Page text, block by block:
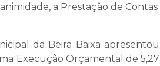
a Prestação de Contas
da Beira Baixa apresentou
Execução Orçamental de 5,27